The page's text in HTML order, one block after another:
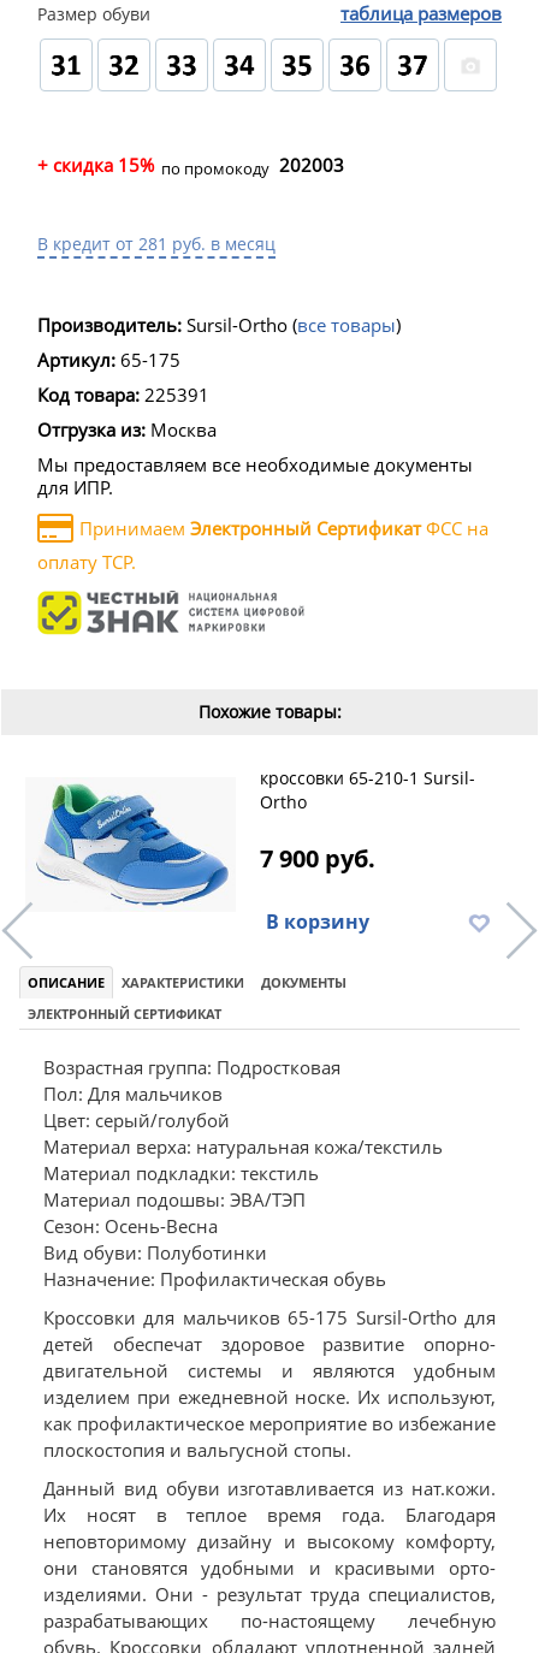
Размер обуви таблица размеров
+ скидка 15% по промокоду 202003
В кредит от 281 руб. в месяц
Производитель: Sursil-Ortho (все товары)
Артикул: 65-175
Код товара: 225391
Отгрузка из: Москва
Мы предоставляем все необходимые документы
для ИПР.
Принимаем Электронный СертификатФСС на
оплату ТСР.
Похожие товары:
кроссовки 65-210-1 Sursil-
Ortho
7 900 руб.
В корзину
ОПИСАНИЕ ХАРАКТЕРИСТИКИ
ДОКУМЕНТЫ
ЭЛЕКТРОННЫЙ СЕРТИФИКАТ
Возрастная группа: Подростковая
Пол: Для мальчиков
Цвет: серый/голубой
Материал верха: натуральная кожа/текстиль
Материал подкладки: текстиль
Материал подошвы: ЭВА/ТЭП
Сезон: Осень-Весна
Вид обуви: Полуботинки
Назначение: Профилактическая обувь
Кроссовки для мальчиков 65-175 Sursil-Ortho для
детей обеспечат здоровое развитие опорно-
двигательной системы и являются удобным
изделием при ежедневной носке. Их используют,
как профилактическое мероприятие во избежание
плоскостопия и вальгусной стопы.
Данный вид обуви изготавливается из нат.кожи.
Их носят в теплое время года. Благодаря
неповторимому дизайну и высокому комфорту,
они становятся удобными и красивыми орто-
изделиями. Они - результат труда специалистов,
разрабатывающих по-настоящему лечебную
обувь. Кроссовки обладают уплотненной задней